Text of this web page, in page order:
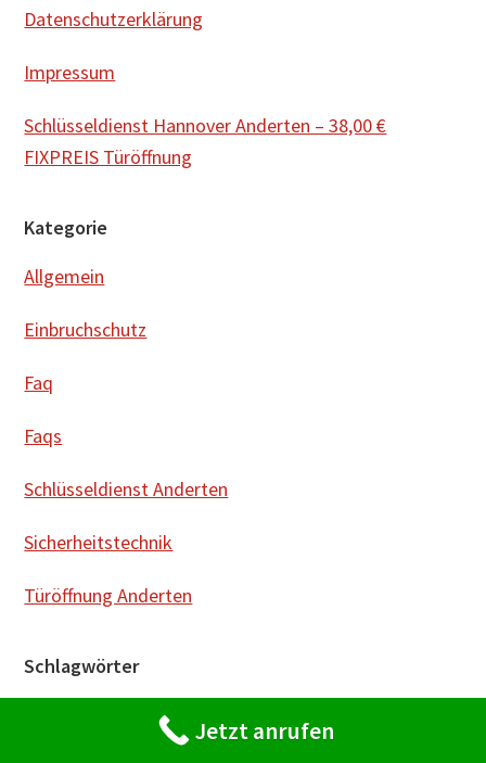
Datenschutzerklärung
Impressum
Schlüsseldienst Hannover Anderten – 38,00 €
FIXPREIS Türöffnung
Kategorie
Allgemein
Einbruchschutz
Faq
Faqs
Schlüsseldienst Anderten
Sicherheitstechnik
Türöffnung Anderten
Schlagwörter
FAQs
Schlüsseldienst Anderten
Jetzt anrufen